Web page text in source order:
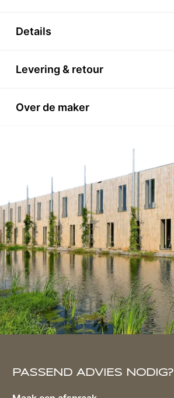
Details
Levering & retour
Over de maker
PASSEND ADVIES NODIG?